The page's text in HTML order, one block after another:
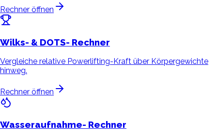
Rechner öffnen
Wilks- & DOTS- Rechner
Vergleiche relative Powerlifting-Kraft über Körpergewichte
hinweg.
Rechner öffnen
Wasseraufnahme- Rechner